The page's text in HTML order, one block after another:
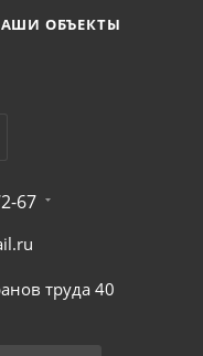
ОБЪЕКТЫ
67
труда 40